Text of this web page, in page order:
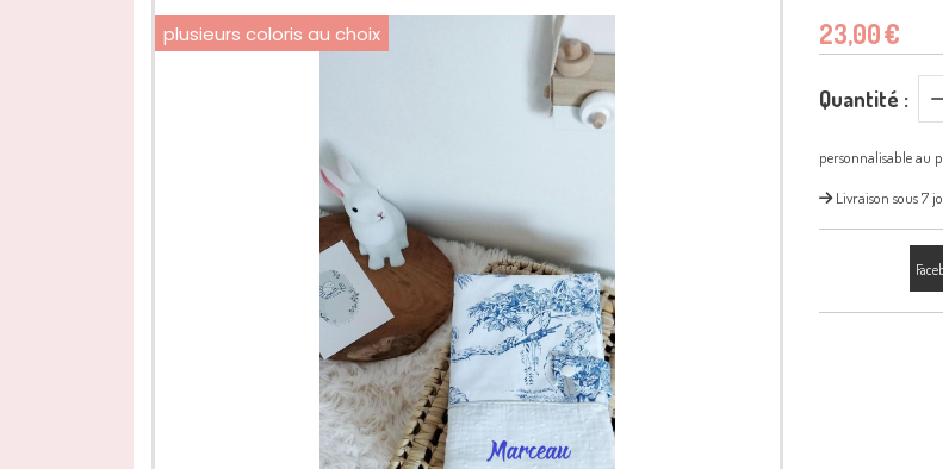
plusieurs coloris au choix 23,00€
Quantité :
personnalisable au
Livraison sous 7